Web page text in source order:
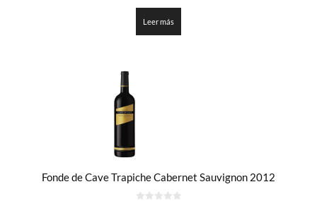
de 5
Leer más
Fonde de Cave Trapiche Cabernet Sauvignon 2012